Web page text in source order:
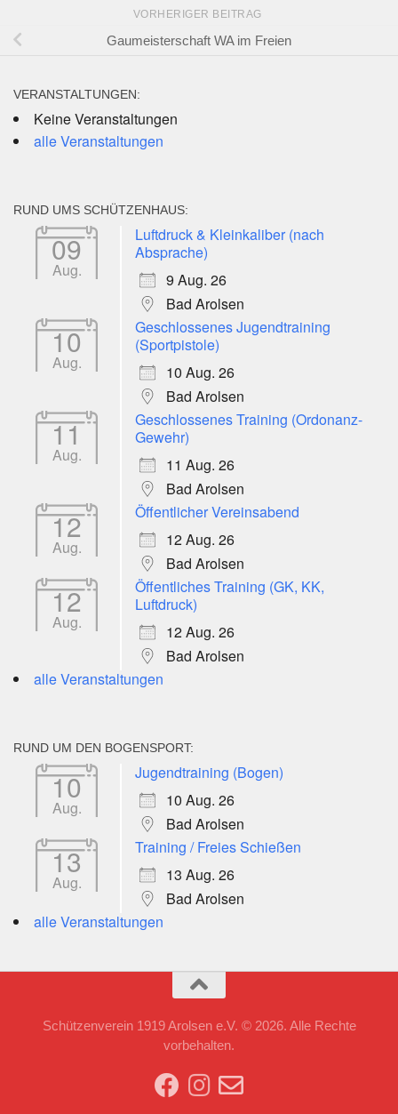
VORHERIGER BEITRAG
Gaumeisterschaft WA im Freien
VERANSTALTUNGEN:
Keine Veranstaltungen
alle Veranstaltungen
RUND UMS SCHÜTZENHAUS:
09
Aug.
Luftdruck & Kleinkaliber (nach
Absprache)
9 Aug. 26
Bad Arolsen
10
Aug.
Geschlossenes Jugendtraining
(Sportpistole)
10 Aug. 26
Bad Arolsen
11
Aug.
Geschlossenes Training (Ordonanz-
Gewehr)
11 Aug. 26
Bad Arolsen
12
Aug.
Öffentlicher Vereinsabend
12 Aug. 26
Bad Arolsen
12
Aug.
Öffentliches Training (GK, KK,
Luftdruck)
12 Aug. 26
Bad Arolsen
alle Veranstaltungen
RUND UM DEN BOGENSPORT:
10
Aug.
Jugendtraining (Bogen)
10 Aug. 26
Bad Arolsen
13
Aug.
Training / Freies Schießen
13 Aug. 26
Bad Arolsen
alle Veranstaltungen
Schützenverein 1919 Arolsen e.V. © 2026. Alle Rechte
vorbehalten.